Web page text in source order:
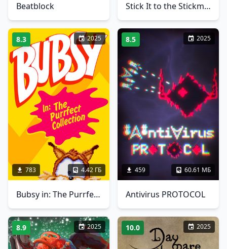
Beatblock Stick It to the Stickman
8.3 2025
783 4.42 ГБ
Bubsy in: The Purrfect Collection
8.5 2025
459 60.61 МБ
Antivirus PROTOCOL
8.9 2025 10.0 2025